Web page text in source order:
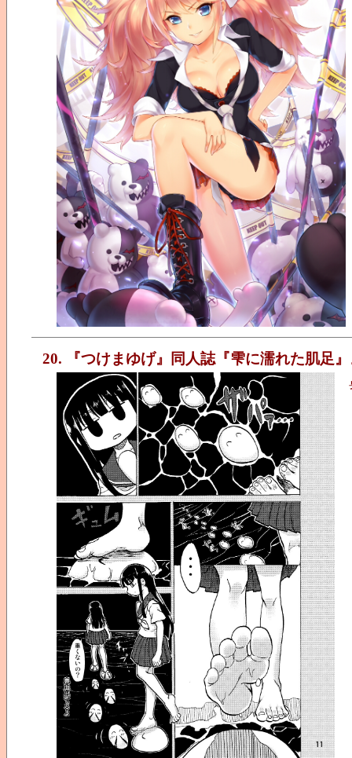
20. 『つけまゆげ』同人誌『雫に濡れた肌足